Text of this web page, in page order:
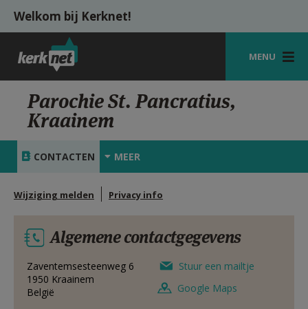
Overslaan en naar de inhoud gaan
Welkom bij Kerknet!
MENU
STARTPAGINA
KERK
VIERINGEN
HULP
MIJN PAROCHIE
AANMELDEN OF REGISTREREN
Parochie St. Pancratius,
Kraainem
CONTACTEN MEER
Wijziging melden Privacy info
Algemene contactgegevens
Zaventemsesteenweg 6
1950 Kraainem
België
Stuur een mailtje
Google Maps